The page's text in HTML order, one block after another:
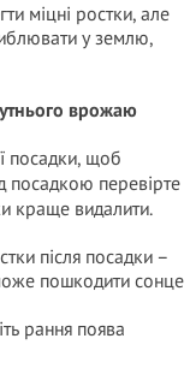
міцні ростки, але
у землю,
врожаю
посадки, щоб
посадкою перевірте
краще видалити.
після посадки –
пошкодити сонце
рання поява